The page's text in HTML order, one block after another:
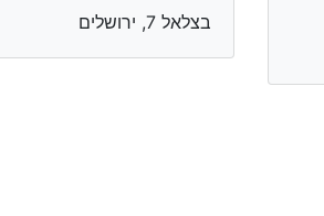
בצלאל 7, ירושלים